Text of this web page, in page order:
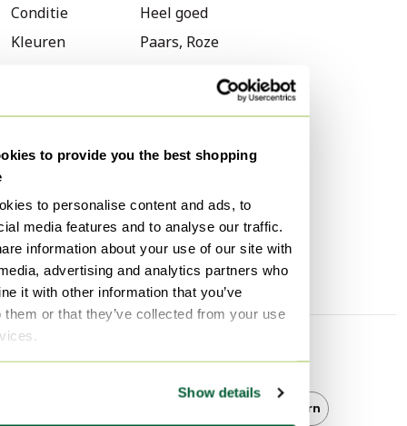
to provide you the best shopping
to personalise content and ads, to
media features and to analyse our traffic.
information about your use of our site with
advertising and analytics partners who
it with other information that you’ve
them or that they’ve collected from your use
Show details
Conditie
Heel goed
Kleuren
Paars, Roze
Merk
Jori
Breedte
80 cm
Diepte
73 cm
Zithoogte
40 cm
Ontdek meer
Modern